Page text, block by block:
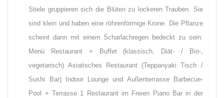
Stiele gruppieren sich die Blüten zu lockeren Trauben. Sie
sind klein und haben eine röhrenförmige Krone. Die Pflanze
scheint dann mit einem Scharlachregen bedeckt zu sein.
Menü Restaurant + Buffet (klassisch, Diät- / Bio-,
vegetarisch) Asiatisches Restaurant (Teppanyaki Tisch /
Sushi Bar) Indoor Lounge und Außenterrasse Barbecue-
Pool + Terrasse 1 Restaurant im Freien Piano Bar in der